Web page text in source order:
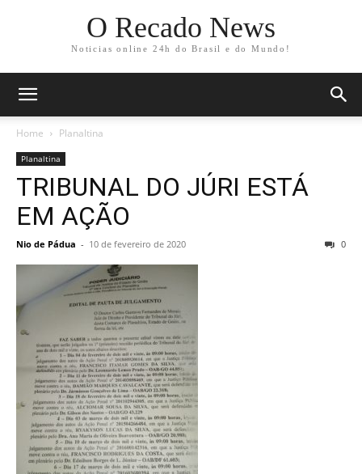
O Recado News
Noticias online 24h do Brasil e do Mundo!
Home Planaltina
Planaltina
TRIBUNAL DO JÚRI ESTÁ
EM AÇÃO
Nio de Pádua - 10 de fevereiro de 2020 0